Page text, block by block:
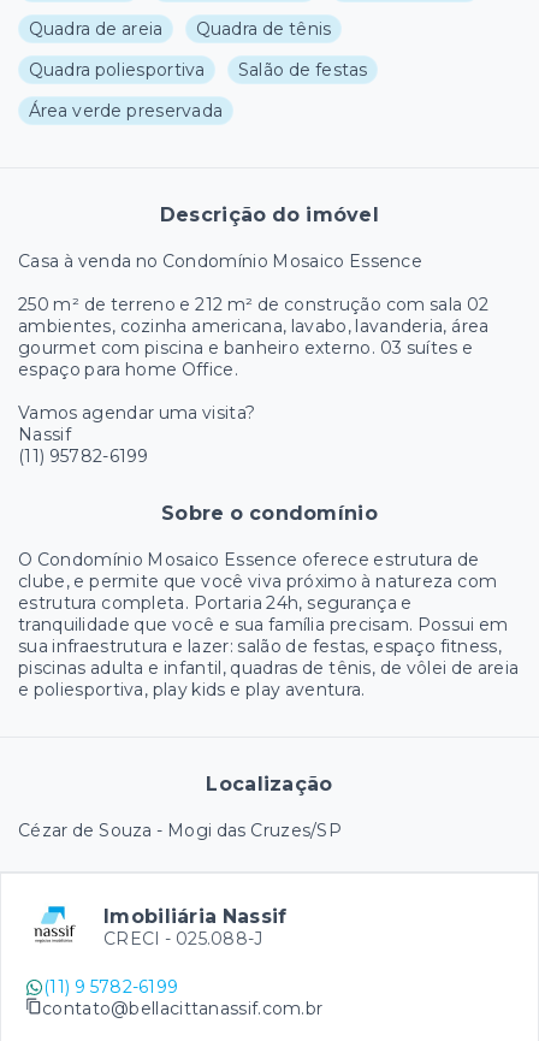
Quadra de areia
Quadra de tênis
Quadra poliesportiva
Salão de festas
Área verde preservada
Descrição do imóvel
Casa à venda no Condomínio Mosaico Essence
250 m² de terreno e 212 m² de construção com sala 02
ambientes, cozinha americana, lavabo, lavanderia, área
gourmet com piscina e banheiro externo. 03 suítes e
espaço para home Office.
Vamos agendar uma visita?
Nassif
(11) 95782-6199
Sobre o condomínio
O Condomínio Mosaico Essence oferece estrutura de
clube, e permite que você viva próximo à natureza com
estrutura completa. Portaria 24h, segurança e
tranquilidade que você e sua família precisam. Possui em
sua infraestrutura e lazer: salão de festas, espaço fitness,
piscinas adulta e infantil, quadras de tênis, de vôlei de areia
e poliesportiva, play kids e play aventura.
Localização
Cézar de Souza - Mogi das Cruzes/SP
Imobiliária Nassif
CRECI - 025.088-J
(11) 9 5782-6199
contato@bellacittanassif.com.br